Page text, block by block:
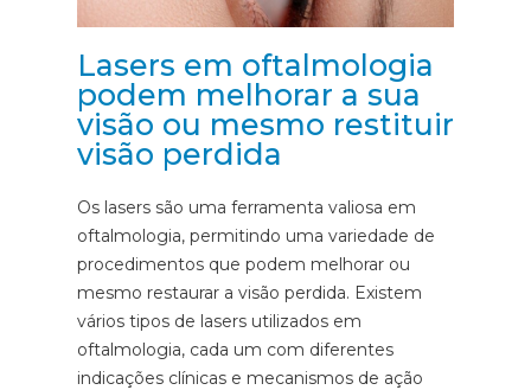
Lasers em oftalmologia
podem melhorar a sua
visão ou mesmo restituir
visão perdida
Os lasers são uma ferramenta valiosa em
oftalmologia, permitindo uma variedade de
procedimentos que podem melhorar ou
mesmo restaurar a visão perdida. Existem
vários tipos de lasers utilizados em
oftalmologia, cada um com diferentes
indicações clínicas e mecanismos de ação